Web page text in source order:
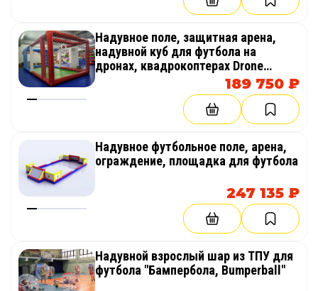
Надувное поле, защитная арена,
надувной куб для футбола на
дронах, квадрокоптерах Drone
189 750 ₽
Надувное футбольное поле, арена,
ограждение, площадка для футбола
247 135 ₽
Надувной взрослый шар из ТПУ для
футбола "Бампербола, Bumperball"